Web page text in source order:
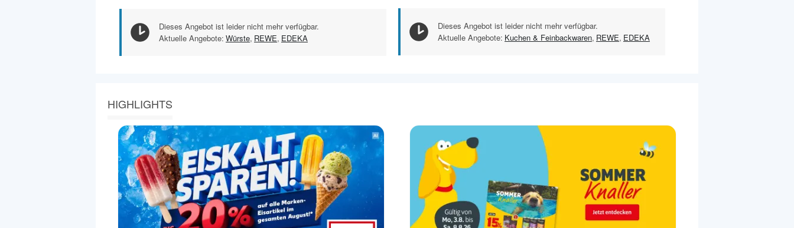
Dieses Angebot ist leider nicht mehr verfügbar.
Aktuelle Angebote: Würste, REWE, EDEKA
Dieses Angebot ist leider nicht mehr verfügbar.
Aktuelle Angebote: Kuchen & Feinbackwaren, REWE, EDEKA
HIGHLIGHTS